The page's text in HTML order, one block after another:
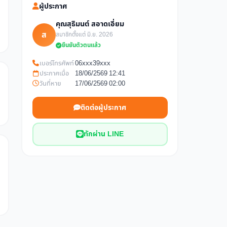
ผู้ประกาศ
ส
คุณสุธิมนต์ สอาดเอี่ยม
สมาชิกตั้งแต่ มิ.ย. 2026
ยืนยันตัวตนแล้ว
เบอร์โทรศัพท์06xxx39xxx
ประกาศเมื่อ
18/06/2569 12:41
วันที่หาย
17/06/2569 02:00
ติดต่อผู้ประกาศ
ทักผ่าน LINE